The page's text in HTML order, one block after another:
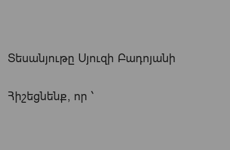
Տեսանյութը Սյուզի Բադոյանի
Հիշեցնենք, որ ՝